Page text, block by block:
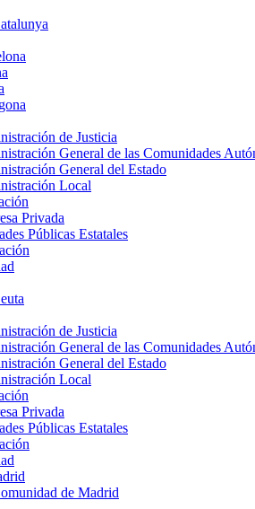
de Justicia
General de las Comunidades
General del Estado
Local
Privada
Públicas Estatales
de Justicia
General de las Comunidades
General del Estado
Local
Privada
Públicas Estatales
de Madrid